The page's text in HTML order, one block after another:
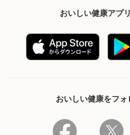
おいしい健康アプ
おいしい健康をフォ